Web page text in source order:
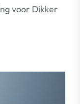
voor Dikker